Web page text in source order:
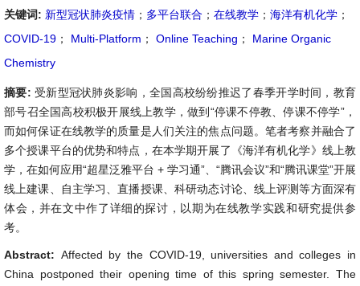
关键词: 新型冠状肺炎疫情 ； 多平台联合 ； 在线教学 ； 海洋有机化学 ；
COVID-19 ； Multi-Platform ； Online Teaching ；
Marine Organic
Chemistry
摘要: 受新型冠状肺炎影响，全国高校纷纷推迟了春季开学时间，教育
部号召全国高校积极开展线上教学，做到“停课不停教、停课不停学”，
而如何保证在线教学的质量是人们关注的焦点问题。笔者考察并融合了
多个授课平台的优势和特点，在本学期开展了《海洋有机化学》线上教
学，在如何应用“超星泛雅平台 + 学习通”、“腾讯会议”和“腾讯课堂”开展
线上建课、自主学习、直播授课、科研动态讨论、线上评测等方面深有
体会，并在文中作了详细的探讨，以期为在线教学实践和研究提供参
考。
Abstract: Affected by the COVID-19, universities and colleges in
China postponed their opening time of this spring semester. The